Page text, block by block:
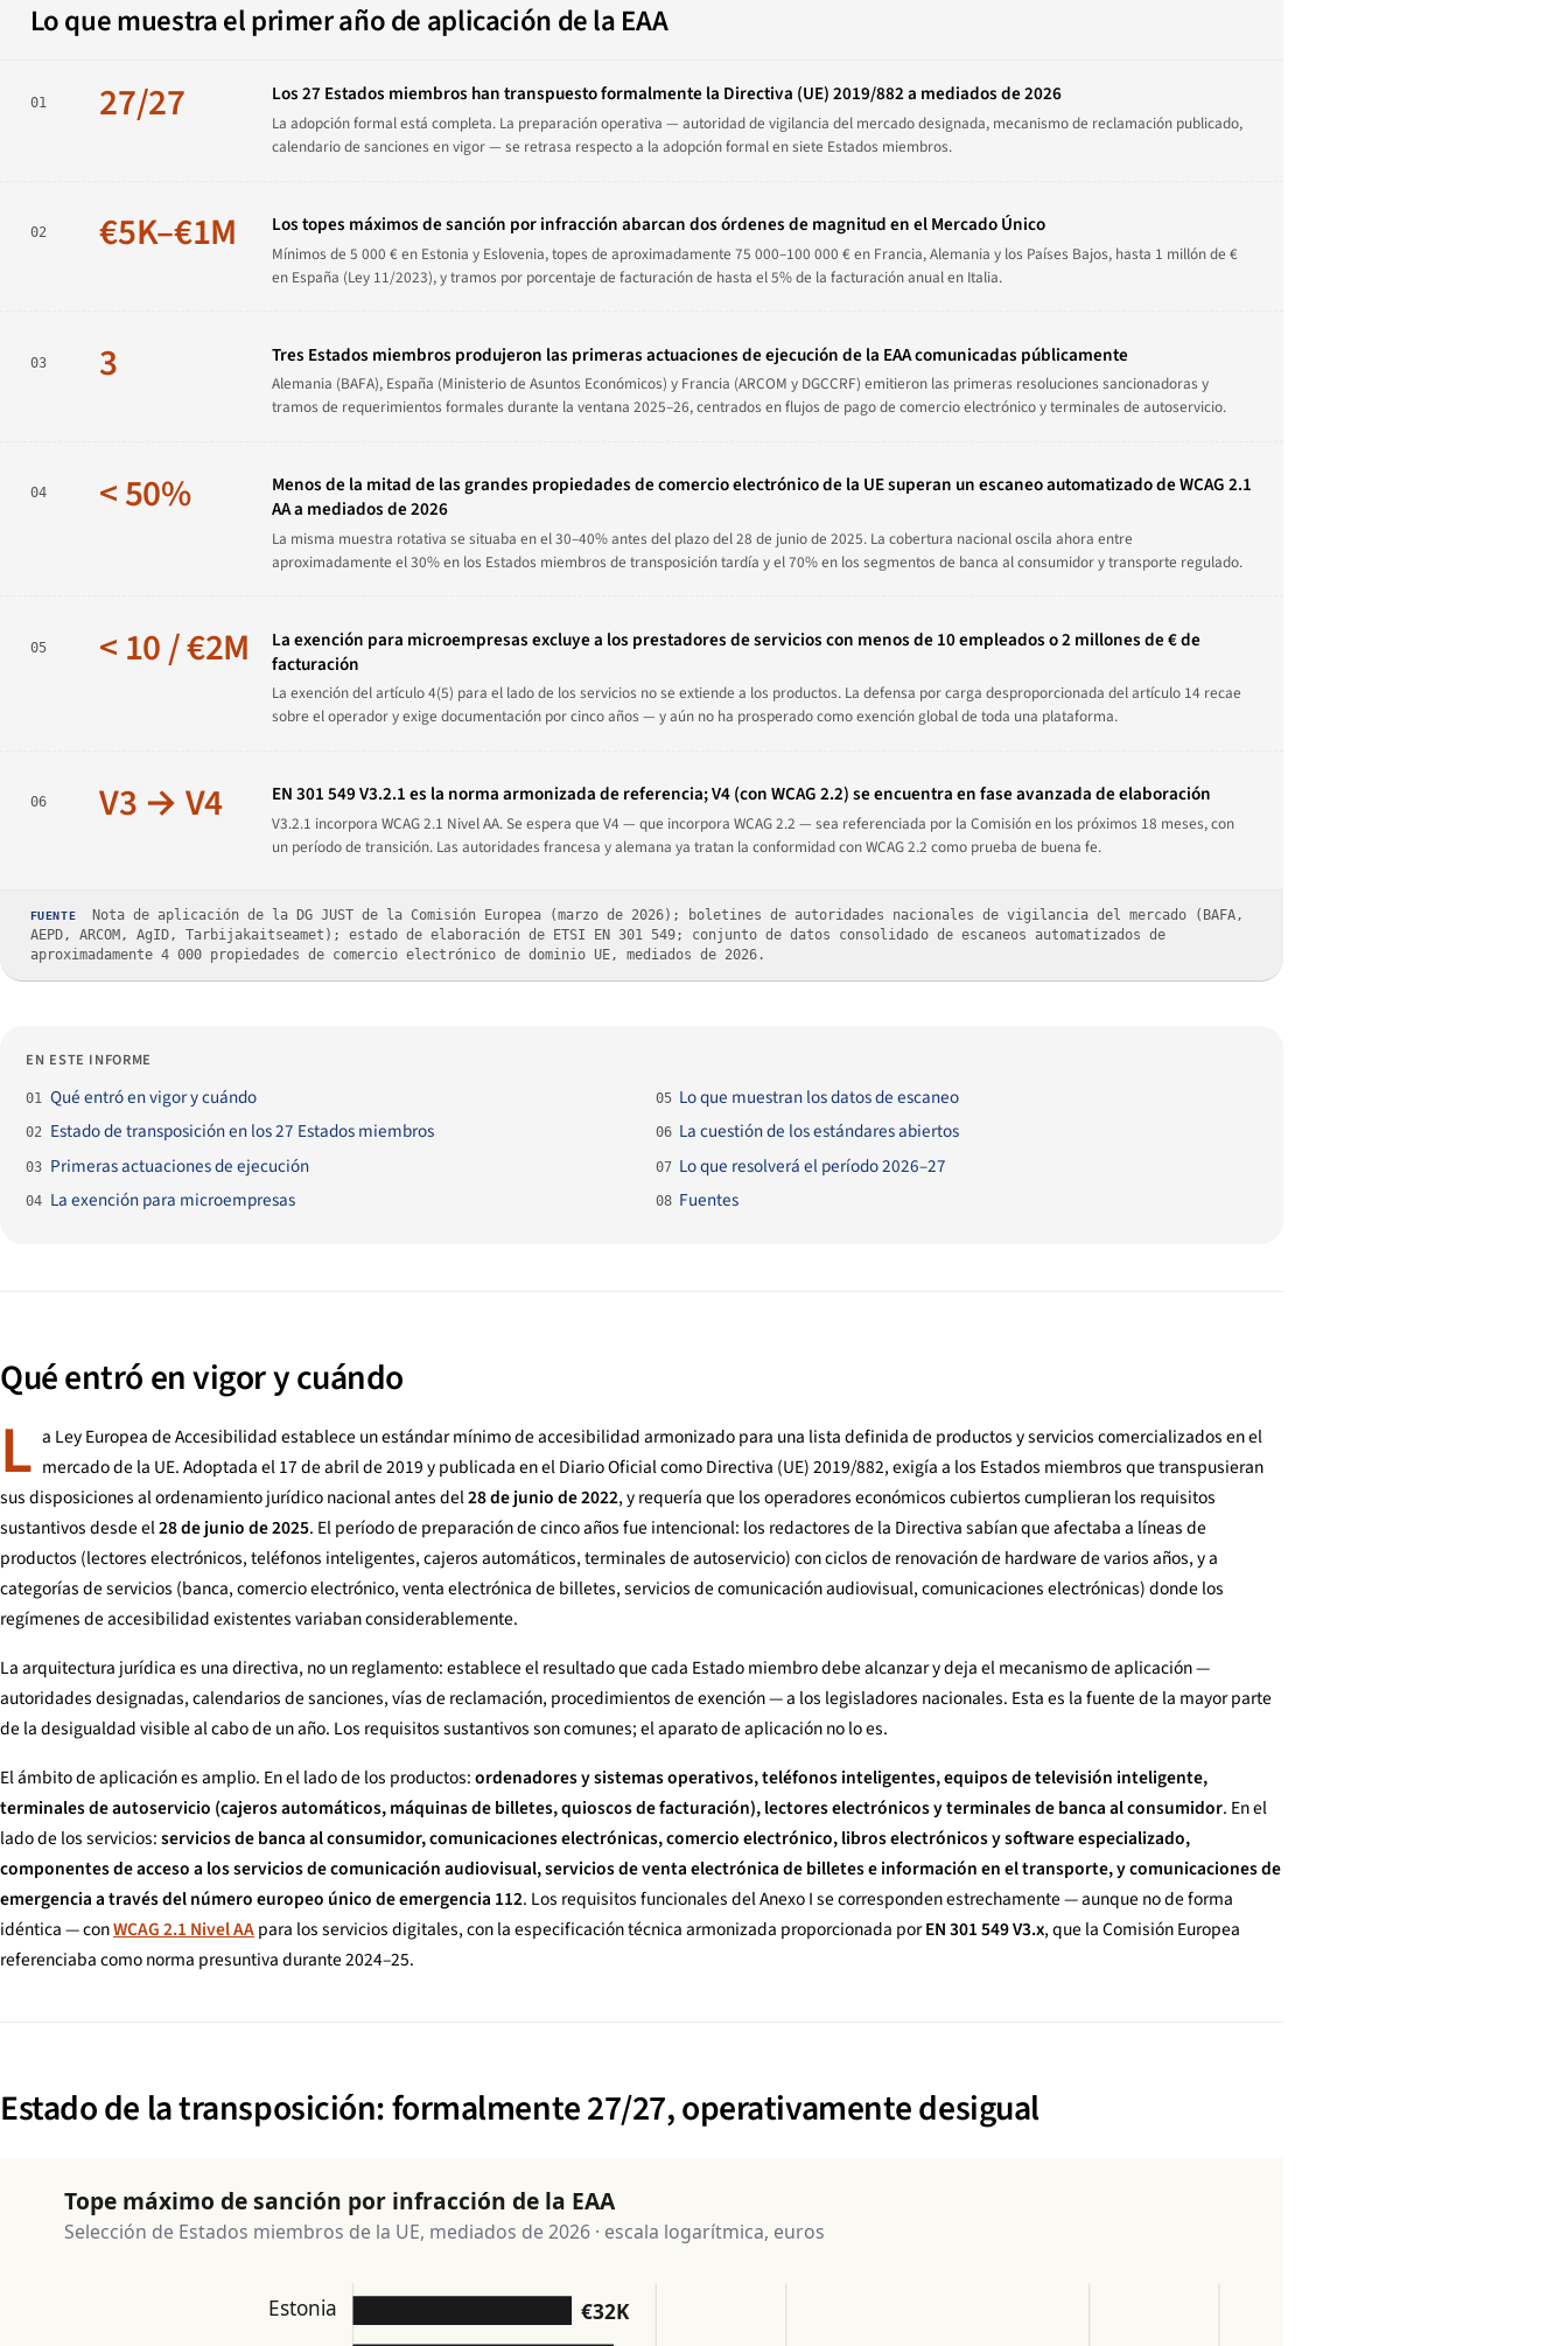
Lo que muestra el primer año de aplicación de la EAA
01 27/27 Los 27 Estados miembros han transpuesto formalmente la Directiva (UE) 2019/882 a mediados de 2026
La adopción formal está completa. La preparación operativa — autoridad de vigilancia del mercado designada, mecanismo de reclamación publicado,
calendario de sanciones en vigor — se retrasa respecto a la adopción formal en siete Estados miembros.
02 €5K–€1M Los topes máximos de sanción por infracción abarcan dos órdenes de magnitud en el Mercado Único
Mínimos de 5 000 € en Estonia y Eslovenia, topes de aproximadamente 75 000–100 000 € en Francia, Alemania y los Países Bajos, hasta 1 millón de €
en España (Ley 11/2023), y tramos por porcentaje de facturación de hasta el 5% de la facturación anual en Italia.
03 3 Tres Estados miembros produjeron las primeras actuaciones de ejecución de la EAA comunicadas públicamente
Alemania (BAFA), España (Ministerio de Asuntos Económicos) y Francia (ARCOM y DGCCRF) emitieron las primeras resoluciones sancionadoras y
tramos de requerimientos formales durante la ventana 2025–26, centrados en flujos de pago de comercio electrónico y terminales de autoservicio.
04 < 50%
Menos de la mitad de las grandes propiedades de comercio electrónico de la UE superan un escaneo automatizado de WCAG 2.1
AA a mediados de 2026
La misma muestra rotativa se situaba en el 30–40% antes del plazo del 28 de junio de 2025. La cobertura nacional oscila ahora entre
aproximadamente el 30% en los Estados miembros de transposición tardía y el 70% en los segmentos de banca al consumidor y transporte regulado.
05 < 10 / €2M
La exención para microempresas excluye a los prestadores de servicios con menos de 10 empleados o 2 millones de € de
facturación
La exención del artículo 4(5) para el lado de los servicios no se extiende a los productos. La defensa por carga desproporcionada del artículo 14 recae
sobre el operador y exige documentación por cinco años — y aún no ha prosperado como exención global de toda una plataforma.
06 V3 → V4 EN 301 549 V3.2.1 es la norma armonizada de referencia; V4 (con WCAG 2.2) se encuentra en fase avanzada de elaboración
V3.2.1 incorpora WCAG 2.1 Nivel AA. Se espera que V4 — que incorpora WCAG 2.2 — sea referenciada por la Comisión en los próximos 18 meses, con
un período de transición. Las autoridades francesa y alemana ya tratan la conformidad con WCAG 2.2 como prueba de buena fe.
FUENTE
Nota de aplicación de la DG JUST de la Comisión Europea (marzo de 2026); boletines de autoridades nacionales de vigilancia del mercado (BAFA,
AEPD, ARCOM, AgID, Tarbijakaitseamet); estado de elaboración de ETSI EN 301 549; conjunto de datos consolidado de escaneos automatizados de
aproximadamente 4 000 propiedades de comercio electrónico de dominio UE, mediados de 2026.
EN ESTE INFORME
01 Qué entró en vigor y cuándo
02 Estado de transposición en los 27 Estados miembros
03 Primeras actuaciones de ejecución
04 La exención para microempresas
05 Lo que muestran los datos de escaneo
06 La cuestión de los estándares abiertos
07 Lo que resolverá el período 2026–27
08 Fuentes
Qué entró en vigor y cuándo
L a Ley Europea de Accesibilidad establece un estándar mínimo de accesibilidad armonizado para una lista definida de productos y servicios comercializados en el
mercado de la UE. Adoptada el 17 de abril de 2019 y publicada en el Diario Oficial como Directiva (UE) 2019/882, exigía a los Estados miembros que transpusieran
sus disposiciones al ordenamiento jurídico nacional antes del28 de junio de 2022, y requería que los operadores económicos cubiertos cumplieran los requisitos
sustantivos desde el28 de junio de 2025. El período de preparación de cinco años fue intencional: los redactores de la Directiva sabían que afectaba a líneas de
productos (lectores electrónicos, teléfonos inteligentes, cajeros automáticos, terminales de autoservicio) con ciclos de renovación de hardware de varios años, y a
categorías de servicios (banca, comercio electrónico, venta electrónica de billetes, servicios de comunicación audiovisual, comunicaciones electrónicas) donde los
regímenes de accesibilidad existentes variaban considerablemente.
La arquitectura jurídica es una directiva, no un reglamento: establece el resultado que cada Estado miembro debe alcanzar y deja el mecanismo de aplicación —
autoridades designadas, calendarios de sanciones, vías de reclamación, procedimientos de exención — a los legisladores nacionales. Esta es la fuente de la mayor parte
de la desigualdad visible al cabo de un año. Los requisitos sustantivos son comunes; el aparato de aplicación no lo es.
El ámbito de aplicación es amplio. En el lado de los productos:ordenadores y sistemas operativos, teléfonos inteligentes, equipos de televisión inteligente,
terminales de autoservicio (cajeros automáticos, máquinas de billetes, quioscos de facturación), lectores electrónicos y terminales de banca al consumidor. En el
lado de los servicios:servicios de banca al consumidor, comunicaciones electrónicas, comercio electrónico, libros electrónicos y software especializado,
componentes de acceso a los servicios de comunicación audiovisual, servicios de venta electrónica de billetes e información en el transporte, y comunicaciones de
emergencia a través del número europeo único de emergencia 112. Los requisitos funcionales del Anexo I se corresponden estrechamente — aunque no de forma
idéntica — conWCAG 2.1 Nivel AApara los servicios digitales, con la especificación técnica armonizada proporcionada porEN 301 549 V3.x, que la Comisión Europea
referenciaba como norma presuntiva durante 2024–25.
Estado de la transposición: formalmente 27/27, operativamente desigual
Tope máximo de sanción por infracción de la EAA
Selección de Estados miembros de la UE, mediados de 2026 · escala logarítmica, euros
Estonia
€32K